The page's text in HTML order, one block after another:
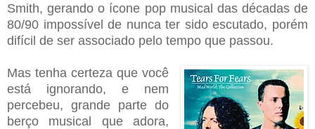
Smith, gerando o ícone pop musical das décadas de
80/90 impossível de nunca ter sido escutado, porém
difícil de ser associado pelo tempo que passou.
Mas tenha certeza que você
está ignorando, e nem
percebeu, grande parte do
berço musical que adora,